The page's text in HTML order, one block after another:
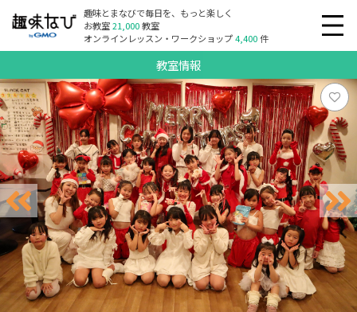
趣味とまなびで毎日を、もっと楽しく
お教室21,000教室
オンラインレッスン・ワークショップ4,400件
教室情報